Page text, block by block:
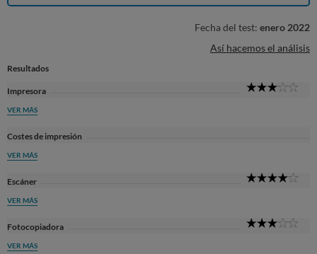
Fecha del test: enero 2022
Así hacemos el análisis
Resultados
Impresora
VER MÁS
Costes de impresión
VER MÁS
Escáner
VER MÁS
Fotocopiadora
VER MÁS